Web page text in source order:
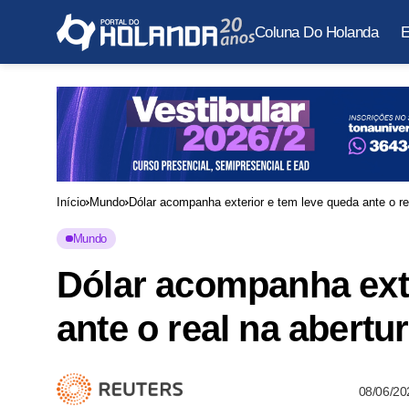
Coluna Do Holanda
Início Mundo Dólar acompanha exterior e tem leve queda ante o
Mundo
Dólar acompanha
ante o real na
08/06/